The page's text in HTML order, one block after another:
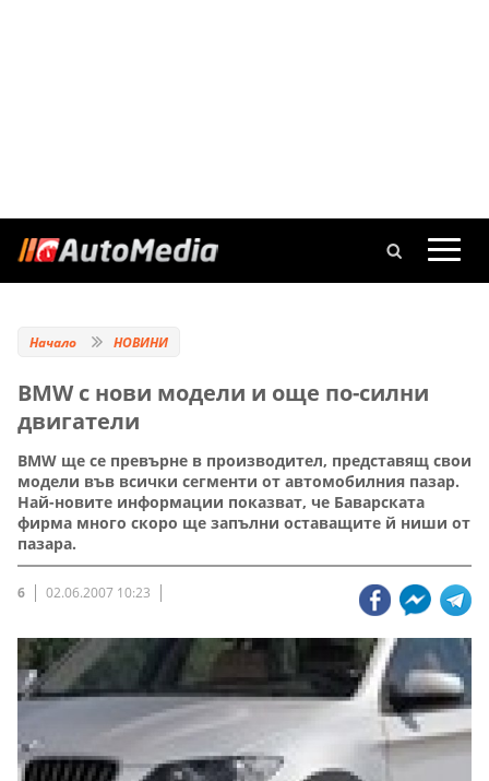
Начало НОВИНИ
BMW с нови модели и още по-силни
двигатели
BMW ще се превърне в производител, представящ свои
модели във всички сегменти от автомобилния пазар.
Най-новите информации показват, че Баварската
фирма много скоро ще запълни оставащите й ниши от
пазара.
6 02.06.2007 10:23